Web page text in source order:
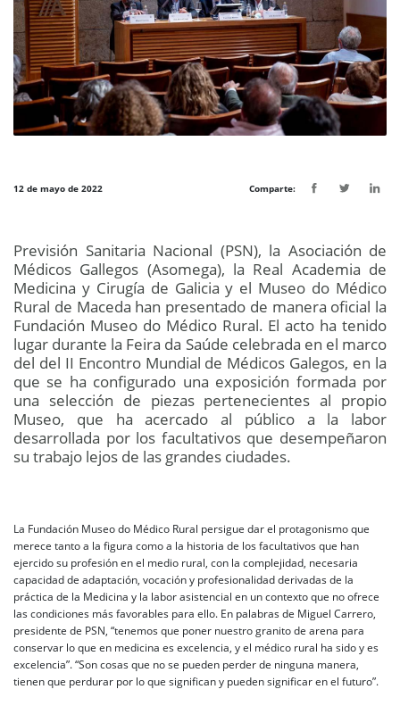
12 de mayo de 2022 Comparte:
Previsión Sanitaria Nacional (PSN), la Asociación de
Médicos Gallegos (Asomega), la Real Academia de
Medicina y Cirugía de Galicia y el Museo do Médico
Rural de Maceda han presentado de manera oficial la
Fundación Museo do Médico Rural. El acto ha tenido
lugar durante la Feira da Saúde celebrada en el marco
del del II Encontro Mundial de Médicos Galegos, en la
que se ha configurado una exposición formada por
una selección de piezas pertenecientes al propio
Museo, que ha acercado al público a la labor
desarrollada por los facultativos que desempeñaron
su trabajo lejos de las grandes ciudades.
La Fundación Museo do Médico Rural persigue dar el protagonismo que
merece tanto a la figura como a la historia de los facultativos que han
ejercido su profesión en el medio rural, con la complejidad, necesaria
capacidad de adaptación, vocación y profesionalidad derivadas de la
práctica de la Medicina y la labor asistencial en un contexto que no ofrece
las condiciones más favorables para ello. En palabras de Miguel Carrero,
presidente de PSN, “tenemos que poner nuestro granito de arena para
conservar lo que en medicina es excelencia, y el médico rural ha sido y es
excelencia”. “Son cosas que no se pueden perder de ninguna manera,
tienen que perdurar por lo que significan y pueden significar en el futuro”.